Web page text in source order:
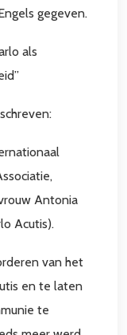
gegeven.
als
Antonia
Acutis).
van het
en te laten
te